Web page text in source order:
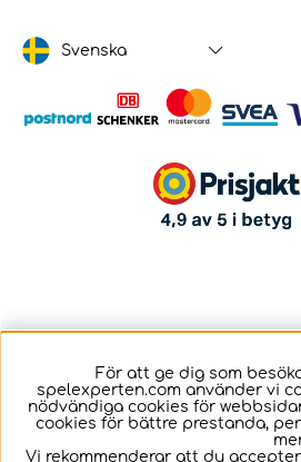
Svenska
För att ge dig som
spelexperten.com använder vi
nödvändiga cookies för
cookies för bättre prestanda,
Vi rekommenderar att du